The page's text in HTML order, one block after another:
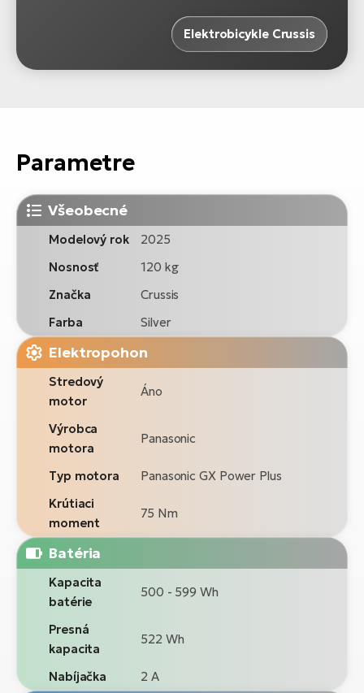
Elektrobicykle Crussis
Parametre
Všeobecné
Modelový rok
2025
Nosnosť
120 kg
Značka
Crussis
Farba
Silver
Elektropohon
Stredový
motor
Áno
Výrobca
motora
Panasonic
Typ motora
Panasonic GX Power Plus
Krútiaci
moment
75 Nm
Batéria
Kapacita
batérie
500 - 599 Wh
Presná
kapacita
522 Wh
Nabíjačka 2 A